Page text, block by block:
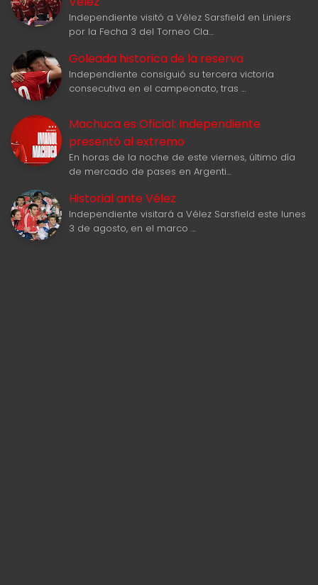
Independiente visitó a Vélez Sarsfield en Liniers
por la Fecha 3 del Torneo Cla…
Goleada historica de la reserva
Independiente consiguió su tercera victoria
consecutiva en el campeonato, tras …
Machuca es Oficial: Independiente
presentó al extremo
En horas de la noche de este viernes, último día
de mercado de pases en Argenti…
Historial ante Vélez
Independiente visitará a Vélez Sarsfield este lunes
3 de agosto, en el marco …